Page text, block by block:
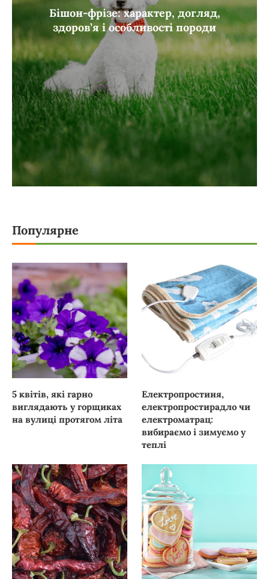
Бішон-фрізе: характер, догляд,
здоров’я і особливості породи
Популярне
5 квітів, які гарно
виглядають у горщиках
на вулиці протягом літа
Електропростиня,
електропростирадло чи
електроматрац:
вибираємо і зимуємо у
теплі